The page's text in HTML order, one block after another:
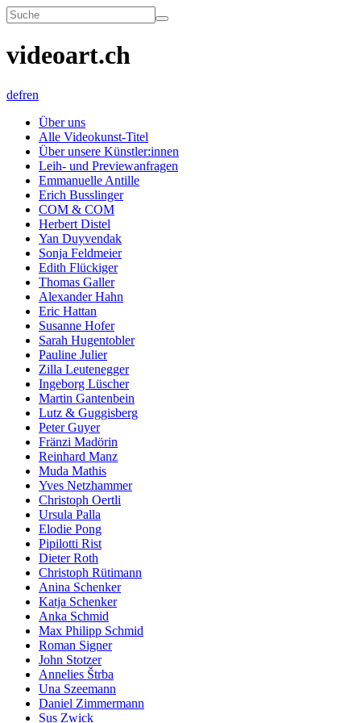
videoart.ch
defren
Über uns
Alle Videokunst-Titel
Über unsere Künstler:innen
Leih- und Previewanfragen
Emmanuelle Antille
Erich Busslinger
COM & COM
Herbert Distel
Yan Duyvendak
Sonja Feldmeier
Edith Flückiger
Thomas Galler
Alexander Hahn
Eric Hattan
Susanne Hofer
Sarah Hugentobler
Pauline Julier
Zilla Leutenegger
Ingeborg Lüscher
Martin Gantenbein
Lutz & Guggisberg
Peter Guyer
Fränzi Madörin
Reinhard Manz
Muda Mathis
Yves Netzhammer
Christoph Oertli
Ursula Palla
Elodie Pong
Pipilotti Rist
Dieter Roth
Christoph Rütimann
Anina Schenker
Katja Schenker
Anka Schmid
Max Philipp Schmid
Roman Signer
John Stotzer
Annelies Štrba
Una Szeemann
Daniel Zimmermann
Sus Zwick